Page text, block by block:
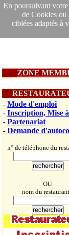
En poursuivant
de Cookies ou
ciblées adaptés à
ZONE
- Mode d'emploi
- Inscription, Mise
- Partenariat
- Demande
n° de téléphone du
OU
nom du